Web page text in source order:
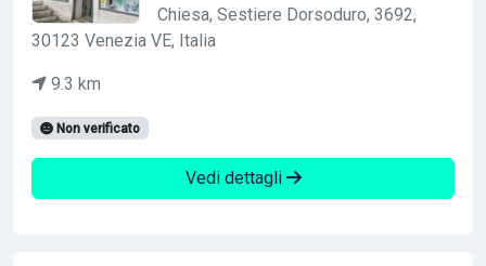
Chiesa, Sestiere Dorsoduro, 3692,
30123 Venezia VE, Italia
9.3 km
Non verificato
Vedi dettagli